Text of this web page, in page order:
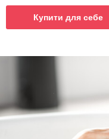
Купити для себе